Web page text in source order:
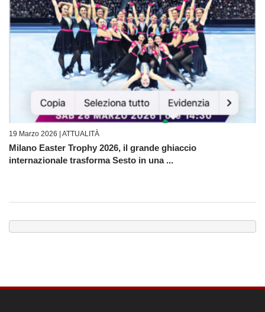
19 Marzo 2026 | ATTUALITÀ
Milano Easter Trophy 2026, il grande ghiaccio
internazionale trasforma Sesto in una ...